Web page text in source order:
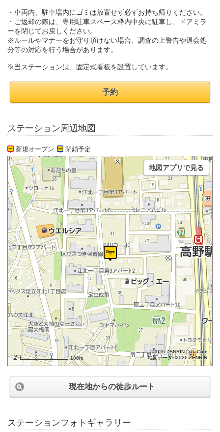
・車両内、駐車場内にゴミは放置せず必ずお持ち帰りください。
・ご返却の際は、専用駐車スペース枠内中央に駐車し、ドアミラ
ーを閉じてお戻しください。
※ルールやマナーをお守り頂けない場合、調査の上警告や退会処
分等の対応を行う場合があります。
※当ステーションは、固定式看板を設置しています。
予約
ステーション周辺地図
新規オープン 閉鎖予定
100m
©2026 ZENRIN DataCom
地図データ©2026 ZENRIN
地図アプリで見る
現在地からの徒歩ルート
ステーションフォトギャラリー